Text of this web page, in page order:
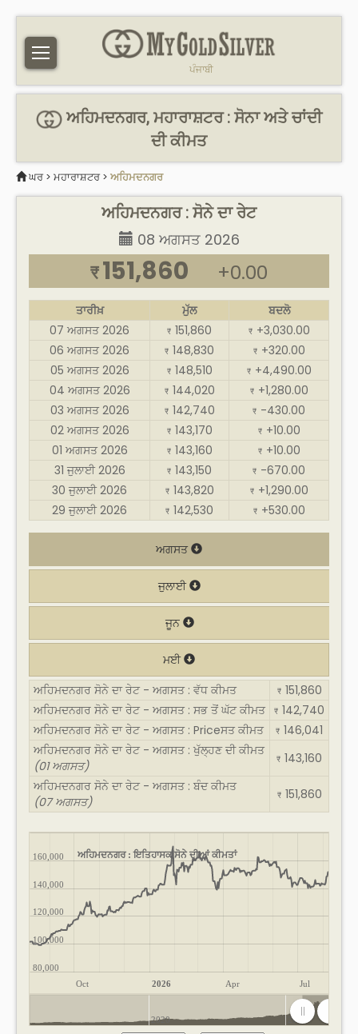
ਪੰਜਾਬੀ
ਅਹਿਮਦਨਗਰ, ਮਹਾਰਾਸ਼ਟਰ : ਸੋਨਾ ਅਤੇ ਚਾਂਦੀ
ਦੀ ਕੀਮਤ
ਘਰ > ਮਹਾਰਾਸ਼ਟਰ > ਅਹਿਮਦਨਗਰ
ਅਹਿਮਦਨਗਰ : ਸੋਨੇ ਦਾ ਰੇਟ
08 ਅਗਸਤ 2026
₹ 151,860 +0.00
ਤਾਰੀਖ਼ ਮੁੱਲ
ਬਦਲੋ
07 ਅਗਸਤ 2026
₹ 151,860 ₹ +3,030.00
06 ਅਗਸਤ 2026
₹ 148,830 ₹ +320.00
05 ਅਗਸਤ 2026
₹ 148,510 ₹ +4,490.00
04 ਅਗਸਤ 2026
₹ 144,020 ₹ +1,280.00
03 ਅਗਸਤ 2026
₹ 142,740 ₹ -430.00
02 ਅਗਸਤ 2026
₹ 143,170 ₹ +10.00
01 ਅਗਸਤ 2026
₹ 143,160 ₹ +10.00
31 ਜੁਲਾਈ 2026
₹ 143,150 ₹ -670.00
30 ਜੁਲਾਈ 2026
₹ 143,820 ₹ +1,290.00
29 ਜੁਲਾਈ 2026
₹ 142,530 ₹ +530.00
ਅਗਸਤ
ਜੁਲਾਈ
ਜੂਨ
ਮਈ
ਅਹਿਮਦਨਗਰ ਸੋਨੇ ਦਾ ਰੇਟ - ਅਗਸਤ : ਵੱਧ ਕੀਮਤ
₹ 151,860
ਅਹਿਮਦਨਗਰ ਸੋਨੇ ਦਾ ਰੇਟ - ਅਗਸਤ : ਸਭ ਤੋਂ ਘੱਟ ਕੀਮਤ
₹ 142,740
ਅਹਿਮਦਨਗਰ ਸੋਨੇ ਦਾ ਰੇਟ - ਅਗਸਤ : Priceਸਤ ਕੀਮਤ
₹ 146,041
ਅਹਿਮਦਨਗਰ ਸੋਨੇ ਦਾ ਰੇਟ - ਅਗਸਤ : ਖੁੱਲ੍ਹਣ ਦੀ ਕੀਮਤ
(01 ਅਗਸਤ)
₹ 143,160
ਅਹਿਮਦਨਗਰ ਸੋਨੇ ਦਾ ਰੇਟ - ਅਗਸਤ : ਬੰਦ ਕੀਮਤ
(07 ਅਗਸਤ)
₹ 151,860
ਅਹਿਮਦਨਗਰ : ਇਤਿਹਾਸਕ ਸੋਨੇ ਦੀਆਂ ਕੀਮਤਾਂ
Oct 2026 Apr Jul
80,000
100,000
120,000
140,000
160,000
2020 2025